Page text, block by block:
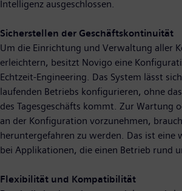
Intelligenz ausgeschlossen.
Sicherstellen der Geschäftskontinuität
Um die Einrichtung und Verwaltung aller
erleichtern, besitzt Novigo eine
Echtzeit-Engineering. Das System lässt
laufenden Betriebs konfigurieren, ohne
des Tagesgeschäfts kommt. Zur Wartung
an der Konfiguration vorzunehmen,
heruntergefahren zu werden. Das ist eine
bei Applikationen, die einen Betrieb rund
Flexibilität und Kompatibilität